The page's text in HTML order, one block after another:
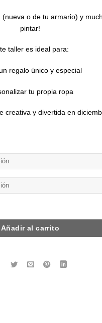
o de tu armario) y
pintar!
taller es ideal para:
regalo único y especial
tu propia ropa
creativa y divertida en
a mano cantidad
Añadir al carrito